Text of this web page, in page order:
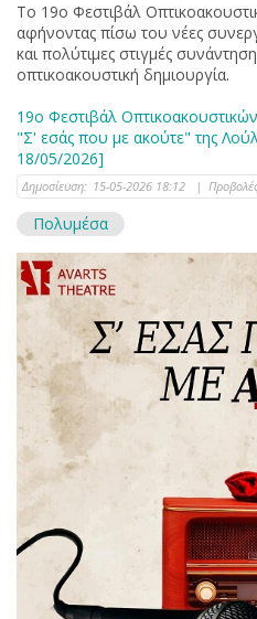
Το 19ο Φεστιβάλ
αφήνοντας πίσω του νέες
και πολύτιμες στιγμές
οπτικοακουστική δημιουργία.
19ο Φεστιβάλ
"Σ' εσάς που με ακούτε" της
18/05/2026]
Δημοσίευση: 15-05-2026 18:12 |
Πολυμέσα